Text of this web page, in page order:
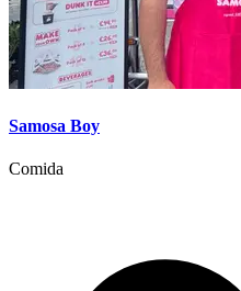
Samosa Boy
Comida